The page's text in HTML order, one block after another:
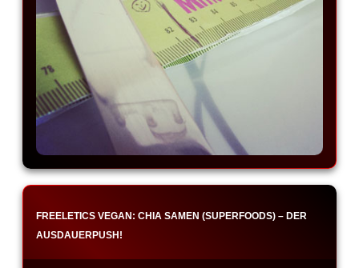
FREELETICS VEGAN: CHIA SAMEN (SUPERFOODS) – DER
AUSDAUERPUSH!